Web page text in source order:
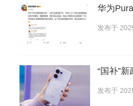
华为
发布于
“国补”
发布于